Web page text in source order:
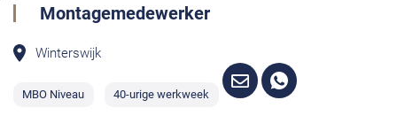
Montagemedewerker
Winterswijk
MBO Niveau 40-urige werkweek